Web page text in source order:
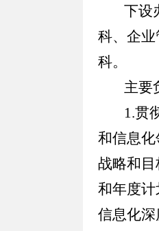
下设
科、企
科。
主要
1.贯
和信息
战略和
和年度
信息化